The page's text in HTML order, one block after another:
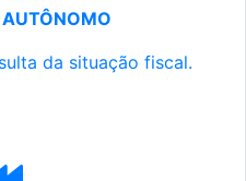
da situação fiscal.